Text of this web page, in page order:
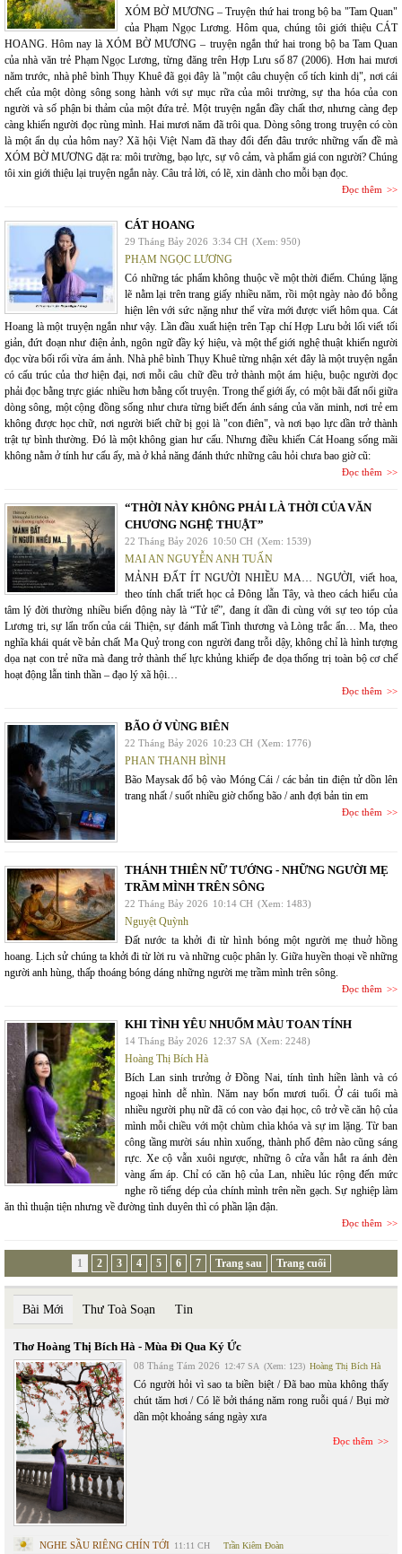
XÓM BỜ MƯƠNG – Truyện thứ hai trong bộ ba "Tam Quan"
của Phạm Ngọc Lương. Hôm qua, chúng tôi giới thiệu CÁT
HOANG. Hôm nay là XÓM BỜ MƯƠNG – truyện ngắn thứ hai trong bộ ba Tam Quan
của nhà văn trẻ Phạm Ngọc Lương, từng đăng trên Hợp Lưu số 87 (2006). Hơn hai mươi
năm trước, nhà phê bình Thụy Khuê đã gọi đây là "một câu chuyện cổ tích kinh dị", nơi cái
chết của một dòng sông song hành với sự mục rữa của môi trường, sự tha hóa của con
người và số phận bi thảm của một đứa trẻ. Một truyện ngắn đầy chất thơ, nhưng càng đẹp
càng khiến người đọc rùng mình. Hai mươi năm đã trôi qua. Dòng sông trong truyện có còn
là một ẩn dụ của hôm nay? Xã hội Việt Nam đã thay đổi đến đâu trước những vấn đề mà
XÓM BỜ MƯƠNG đặt ra: môi trường, bạo lực, sự vô cảm, và phẩm giá con người? Chúng
tôi xin giới thiệu lại truyện ngắn này. Câu trả lời, có lẽ, xin dành cho mỗi bạn đọc.
Đọc thêm
CÁT HOANG
29 Tháng Bảy 2026 3:34 CH (Xem: 950)
PHẠM NGỌC LƯƠNG
Có những tác phẩm không thuộc về một thời điểm. Chúng lặng
lẽ nằm lại trên trang giấy nhiều năm, rồi một ngày nào đó bỗng
hiện lên với sức nặng như thể vừa mới được viết hôm qua. Cát
Hoang là một truyện ngắn như vậy. Lần đầu xuất hiện trên Tạp chí Hợp Lưu bởi lối viết tối
giản, đứt đoạn như điện ảnh, ngôn ngữ đầy ký hiệu, và một thế giới nghệ thuật khiến người
đọc vừa bối rối vừa ám ảnh. Nhà phê bình Thụy Khuê từng nhận xét đây là một truyện ngắn
có cấu trúc của thơ hiện đại, nơi mỗi câu chữ đều trở thành một ám hiệu, buộc người đọc
phải đọc bằng trực giác nhiều hơn bằng cốt truyện. Trong thế giới ấy, có một bãi đất nổi giữa
dòng sông, một cộng đồng sống như chưa từng biết đến ánh sáng của văn minh, nơi trẻ em
không được học chữ, nơi người biết chữ bị gọi là "con điên", và nơi bạo lực dần trở thành
trật tự bình thường. Đó là một không gian hư cấu. Nhưng điều khiến Cát Hoang sống mãi
không nằm ở tính hư cấu ấy, mà ở khả năng đánh thức những câu hỏi chưa bao giờ cũ:
Đọc thêm
“THỜI NÀY KHÔNG PHẢI LÀ THỜI CỦA VĂN
CHƯƠNG NGHỆ THUẬT”
22 Tháng Bảy 2026 10:50 CH (Xem: 1539)
MAI AN NGUYỄN ANH TUẤN
MẢNH ĐẤT ÍT NGƯỜI NHIỀU MA… NGƯỜI, viết hoa,
theo tính chất triết học cả Đông lẫn Tây, và theo cách hiểu của
tâm lý đời thường nhiều biến động này là “Tử tế”, đang ít dần đi cùng với sự teo tóp của
Lương tri, sự lẩn trốn của cái Thiện, sự đánh mất Tình thương và Lòng trắc ẩn… Ma, theo
nghĩa khái quát về bản chất Ma Quỷ trong con người đang trỗi dậy, không chỉ là hình tượng
dọa nạt con trẻ nữa mà đang trở thành thế lực khủng khiếp đe dọa thống trị toàn bộ cơ chế
hoạt động lẫn tinh thần – đạo lý xã hội…
Đọc thêm
BÃO Ở VÙNG BIÊN
22 Tháng Bảy 2026 10:23 CH (Xem: 1776)
PHAN THANH BÌNH
Bão Maysak đổ bộ vào Móng Cái / các bản tin điện tử dồn lên
trang nhất / suốt nhiều giờ chống bão / anh đợi bản tin em
Đọc thêm
THÁNH THIÊN NỮ TƯỚNG - NHỮNG NGƯỜI MẸ
TRẦM MÌNH TRÊN SÔNG
22 Tháng Bảy 2026 10:14 CH (Xem: 1483)
Nguyệt Quỳnh
Đất nước ta khởi đi từ hình bóng một người mẹ thuở hồng
hoang. Lịch sử chúng ta khởi đi từ lời ru và những cuộc phân ly. Giữa huyền thoại về những
người anh hùng, thấp thoáng bóng dáng những người mẹ trầm mình trên sông.
Đọc thêm
KHI TÌNH YÊU NHUỐM MÀU TOAN TÍNH
14 Tháng Bảy 2026 12:37 SA (Xem: 2248)
Hoàng Thị Bích Hà
Bích Lan sinh trưởng ở Đồng Nai, tính tình hiền lành và có
ngoại hình dễ nhìn. Năm nay bốn mươi tuổi. Ở cái tuổi mà
nhiều người phụ nữ đã có con vào đại học, cô trở về căn hộ của
mình mỗi chiều với một chùm chìa khóa và sự im lặng. Từ ban
công tầng mười sáu nhìn xuống, thành phố đêm nào cũng sáng
rực. Xe cộ vẫn xuôi ngược, những ô cửa vẫn hắt ra ánh đèn
vàng ấm áp. Chỉ có căn hộ của Lan, nhiều lúc rộng đến mức
nghe rõ tiếng dép của chính mình trên nền gạch. Sự nghiệp làm
ăn thì thuận tiện nhưng về đường tình duyên thì có phần lận đận.
Đọc thêm
1 2 3 4 5 6 7 Trang sau Trang cuối
Bài Mới Thư Toà Soạn Tin
Thơ Hoàng Thị Bích Hà - Mùa Đi Qua Ký Ức
08 Tháng Tám 2026 12:47 SA (Xem: 123) Hoàng Thị Bích Hà
Có người hỏi vì sao ta biền biệt / Đã bao mùa không thấy
chút tăm hơi / Có lẽ bởi tháng năm rong ruỗi quá / Bụi mờ
dần một khoảng sáng ngày xưa
Đọc thêm
NGHE SẦU RIÊNG CHÍN TỚI 11:11 CH Trần Kiêm Đoàn